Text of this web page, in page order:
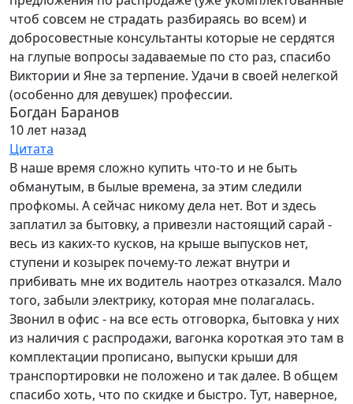
чтоб совсем не страдать разбираясь во всем) и
добросовестные консультанты которые не сердятся
на глупые вопросы задаваемые по сто раз, спасибо
Виктории и Яне за терпение. Удачи в своей нелегкой
(особенно для девушек) профессии.
Богдан Баранов
10 лет назад
Цитата
В наше время сложно купить что-то и не быть
обманутым, в былые времена, за этим следили
профкомы. А сейчас никому дела нет. Вот и здесь
заплатил за бытовку, а привезли настоящий сарай -
весь из каких-то кусков, на крыше выпусков нет,
ступени и козырек почему-то лежат внутри и
прибивать мне их водитель наотрез отказался. Мало
того, забыли электрику, которая мне полагалась.
Звонил в офис - на все есть отговорка, бытовка у них
из наличия с распродажи, вагонка короткая это там в
комплектации прописано, выпуски крыши для
транспортировки не положено и так далее. В общем
спасибо хоть, что по скидке и быстро. Тут, наверное,